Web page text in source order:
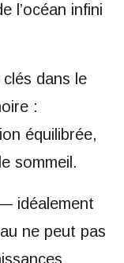
l’océan infini
dans le
:
équilibrée,
sommeil.
idéalement
ne peut pas